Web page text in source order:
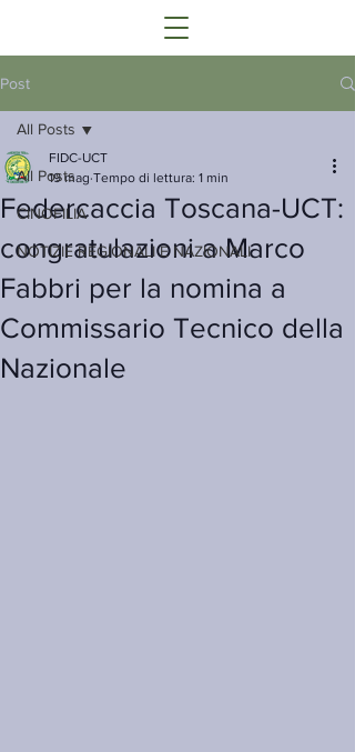
Post
All Posts
CINOFILIA
NOTIZIE REGIONALI E NAZIONALI
All Posts
Federcaccia Toscana-UCT:
congratulazioni a Marco
Fabbri per la nomina a
Commissario Tecnico della
Nazionale
FIDC-UCT
19 mag Tempo di lettura: 1 min